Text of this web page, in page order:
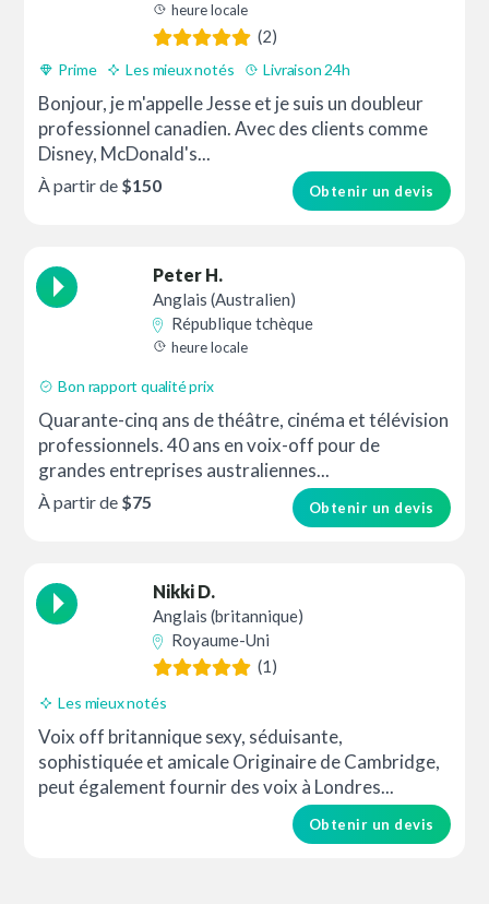
heure locale
(2)
Prime Les mieux notés Livraison 24h
Bonjour, je m'appelle Jesse et je suis un doubleur
professionnel canadien. Avec des clients comme
Disney, McDonald's...
Obtenir un devis
À partir de $150
Peter H.
Anglais (Australien)
République tchèque
heure locale
Bon rapport qualité prix
Quarante-cinq ans de théâtre, cinéma et télévision
professionnels. 40 ans en voix-off pour de
grandes entreprises australiennes...
Obtenir un devis
À partir de $75
Nikki D.
Anglais (britannique)
Royaume-Uni
(1)
Les mieux notés
Voix off britannique sexy, séduisante,
sophistiquée et amicale Originaire de Cambridge,
peut également fournir des voix à Londres...
Obtenir un devis